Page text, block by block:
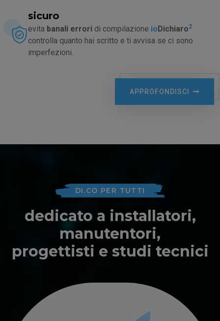
sicuro
evita banali errori di compilazione ioDichiaro2
controlla quanto hai scritto e ti avvisa se ci sono
imperfezioni.
APPROFONDISCI
DI.CO PER TUTTI
dedicato a installatori,
manutentori,
progettisti e studi tecnici